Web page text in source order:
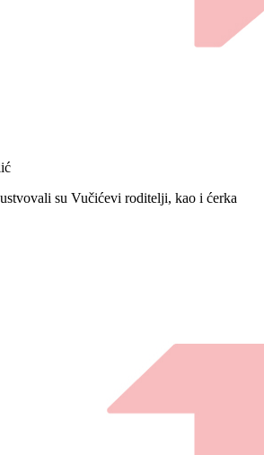
su Vučićevi roditelji, kao i ćerka